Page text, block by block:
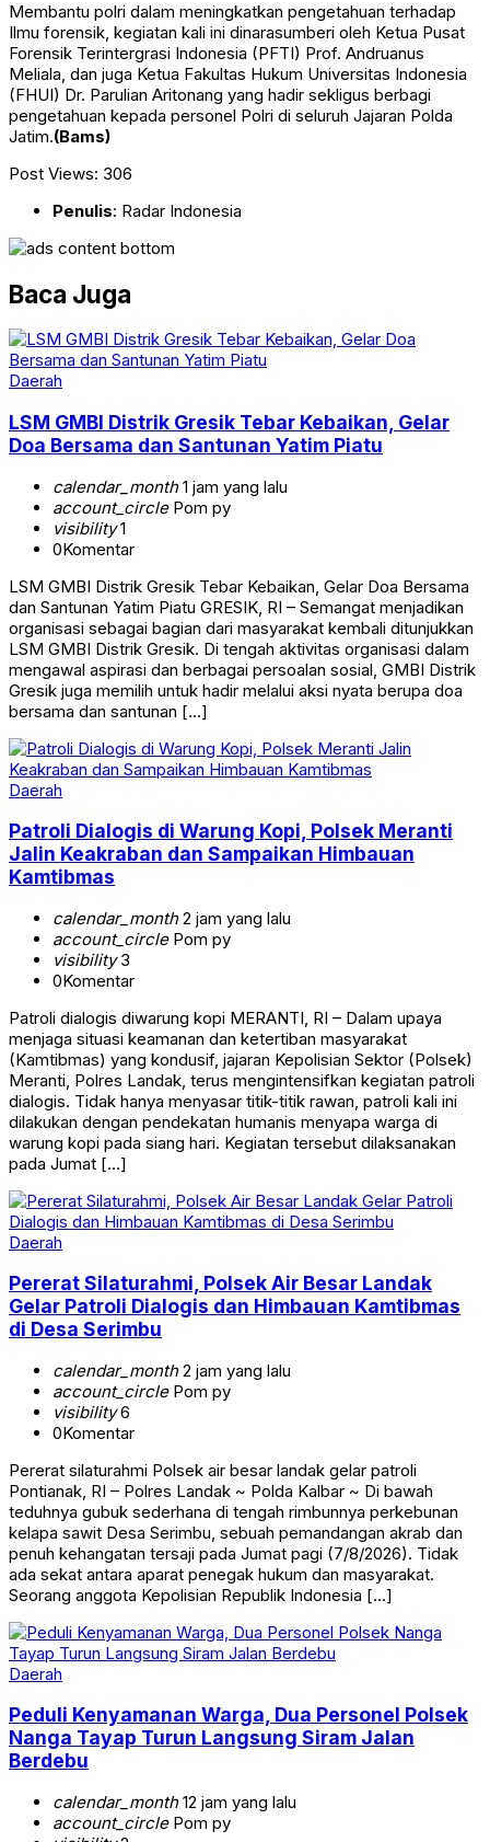
Membantu polri dalam meningkatkan pengetahuan terhadap
Ilmu forensik, kegiatan kali ini dinarasumberi oleh Ketua Pusat
Forensik Terintergrasi Indonesia (PFTI) Prof. Andruanus
Meliala, dan juga Ketua Fakultas Hukum Universitas Indonesia
(FHUI) Dr. Parulian Aritonang yang hadir sekligus berbagi
pengetahuan kepada personel Polri di seluruh Jajaran Polda
Jatim.(Bams)
Post Views: 306
Penulis: Radar Indonesia
Baca Juga
Daerah
LSM GMBI Distrik Gresik Tebar Kebaikan, Gelar
Doa Bersama dan Santunan Yatim Piatu
calendar_month1 jam yang lalu
account_circlePom py
visibility1
0Komentar
LSM GMBI Distrik Gresik Tebar Kebaikan, Gelar Doa Bersama
dan Santunan Yatim Piatu GRESIK, RI – Semangat menjadikan
organisasi sebagai bagian dari masyarakat kembali ditunjukkan
LSM GMBI Distrik Gresik. Di tengah aktivitas organisasi dalam
mengawal aspirasi dan berbagai persoalan sosial, GMBI Distrik
Gresik juga memilih untuk hadir melalui aksi nyata berupa doa
bersama dan santunan […]
Daerah
Patroli Dialogis di Warung Kopi, Polsek Meranti
Jalin Keakraban dan Sampaikan Himbauan
Kamtibmas
calendar_month2 jam yang lalu
account_circlePom py
visibility3
0Komentar
Patroli dialogis diwarung kopi MERANTI, RI – Dalam upaya
menjaga situasi keamanan dan ketertiban masyarakat
(Kamtibmas) yang kondusif, jajaran Kepolisian Sektor (Polsek)
Meranti, Polres Landak, terus mengintensifkan kegiatan patroli
dialogis. Tidak hanya menyasar titik-titik rawan, patroli kali ini
dilakukan dengan pendekatan humanis menyapa warga di
warung kopi pada siang hari. Kegiatan tersebut dilaksanakan
pada Jumat […]
Daerah
Pererat Silaturahmi, Polsek Air Besar Landak
Gelar Patroli Dialogis dan Himbauan Kamtibmas
di Desa Serimbu
calendar_month2 jam yang lalu
account_circlePom py
visibility6
0Komentar
Pererat silaturahmi Polsek air besar landak gelar patroli
Pontianak, RI – Polres Landak ~ Polda Kalbar ~ Di bawah
teduhnya gubuk sederhana di tengah rimbunnya perkebunan
kelapa sawit Desa Serimbu, sebuah pemandangan akrab dan
penuh kehangatan tersaji pada Jumat pagi (7/8/2026). Tidak
ada sekat antara aparat penegak hukum dan masyarakat.
Seorang anggota Kepolisian Republik Indonesia […]
Daerah
Peduli Kenyamanan Warga, Dua Personel Polsek
Nanga Tayap Turun Langsung Siram Jalan
Berdebu
calendar_month12 jam yang lalu
account_circlePom py